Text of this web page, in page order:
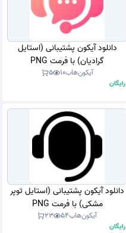
دانلود آیکون پشتیبانی (استایل
گرادیان) با فرمت PNG
آیکون‌هاب10
5
رایگان
دانلود آیکون پشتیبانی (استایل توپر
مشکی) با فرمت PNG
آیکون‌هاب54
23
رایگان